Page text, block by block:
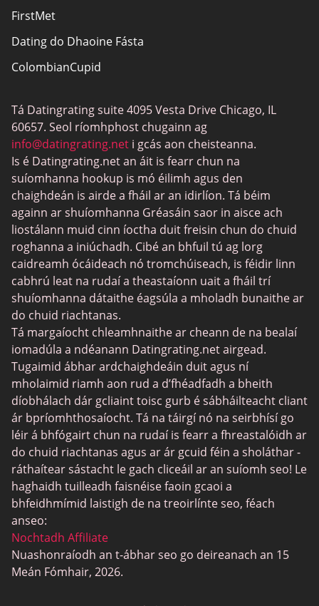
Léarscáil an láithreáin
FirstMet
Dating do Dhaoine Fásta
ColombianCupid
MeetMindful
Dátú BDSM
BBPeopleMeet
Suíomhanna Daidí Siúcra
JPeopleMeet
Trans Datu
Láithreáin Datu Sinsearacha
MyLOL
Datu Aerach
Datu Leispiach
Láithreáin um Dhátú Dubh
SugarDaddyMeet
LatinAmericanCupid
CatholicMatch
Tá Datingrating suite 4095 Vesta Drive Chicago, IL
60657. Seol ríomhphost chugainn ag
info@datingrating.net i gcás aon cheisteanna.
Is é Datingrating.net an áit is fearr chun na
suíomhanna hookup is mó éilimh agus den
chaighdeán is airde a fháil ar an idirlíon. Tá béim
againn ar shuíomhanna Gréasáin saor in aisce ach
liostálann muid cinn íoctha duit freisin chun do chuid
roghanna a iniúchadh. Cibé an bhfuil tú ag lorg
caidreamh ócáideach nó tromchúiseach, is féidir linn
cabhrú leat na rudaí a theastaíonn uait a fháil trí
shuíomhanna dátaithe éagsúla a mholadh bunaithe ar
do chuid riachtanas.
Tá margaíocht chleamhnaithe ar cheann de na bealaí
iomadúla a ndéanann Datingrating.net airgead.
Tugaimid ábhar ardchaighdeáin duit agus ní
mholaimid riamh aon rud a d’fhéadfadh a bheith
díobhálach dár gcliaint toisc gurb é sábháilteacht cliant
ár bpríomhthosaíocht. Tá na táirgí nó na seirbhísí go
léir á bhfógairt chun na rudaí is fearr a fhreastalóidh ar
do chuid riachtanas agus ar ár gcuid féin a sholáthar -
ráthaítear sástacht le gach cliceáil ar an suíomh seo! Le
haghaidh tuilleadh faisnéise faoin gcaoi a
bhfeidhmímid laistigh de na treoirlínte seo, féach
anseo:
Nochtadh Affiliate
Nuashonraíodh an t-ábhar seo go deireanach an 15
Meán Fómhair, 2026.